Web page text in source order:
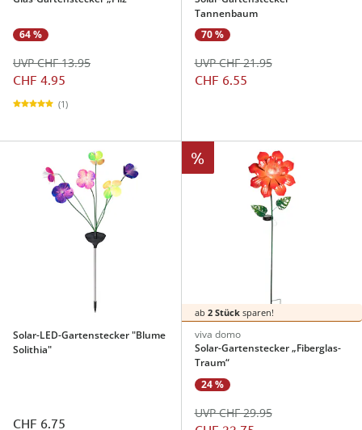
64 %
CHF 4.95
UVP CHF 13.95
(1)
Tannenbaum
70 %
CHF 6.55
UVP CHF 21.95
Solar-LED-Gartenstecker "Blume
Solithia"
CHF 6.75
%
ab 2 Stücksparen!
viva domo
Solar-Gartenstecker „Fiberglas-
Traum“
24 %
UVP CHF 29.95